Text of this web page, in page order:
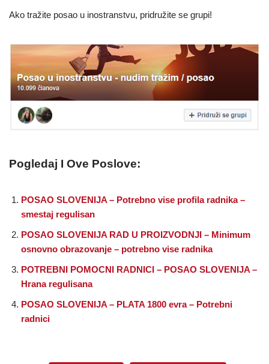
Ako tražite posao u inostranstvu, pridružite se grupi!
Pogledaj I Ove Poslove:
POSAO SLOVENIJA – Potrebno vise profila radnika –
smestaj regulisan
POSAO SLOVENIJA RAD U PROIZVODNJI – Minimum
osnovno obrazovanje – potrebno vise radnika
POTREBNI POMOCNI RADNICI – POSAO SLOVENIJA –
Hrana regulisana
POSAO SLOVENIJA – PLATA 1800 evra – Potrebni
radnici